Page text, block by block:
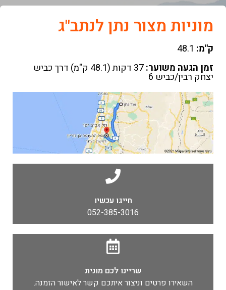
מוניות מצור נתן לנתב"ג
ק"מ: 48.1
זמן הגעה משוער:
37 דקות (48.1 ק"מ) דרך כביש
יצחק רבין/כביש 6
חייגו עכשיו
052-385-3016
שריינו לכם מונית
השאירו פרטים וניצור איתכם קשר לאישור הזמנה.